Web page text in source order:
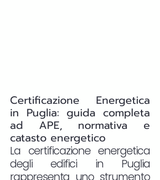
Certificazione Energetica
in Puglia: guida completa
ad APE, normativa e
catasto energetico
La certificazione energetica
degli edifici in Puglia
rappresenta uno strumento